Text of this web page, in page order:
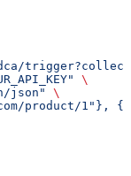
\
json"
\
product/1"},